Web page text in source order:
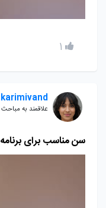
1
علاقمند به
سن مناسب برای